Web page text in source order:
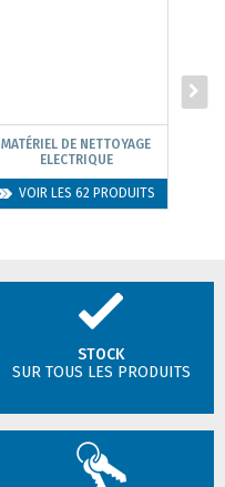
MATÉRIEL DE NETTOYAGE
ELECTRIQUE
VOIR LES 62 PRODUITS
STOCK
SUR TOUS LES PRODUITS